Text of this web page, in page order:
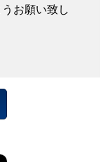
お願い致し